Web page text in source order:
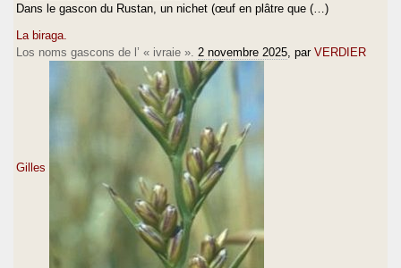
Dans le gascon du Rustan, un nichet (œuf en plâtre que (…)
La biraga.
Los noms gascons de l’ « ivraie ». 2 novembre 2025 , par VERDIER
Gilles